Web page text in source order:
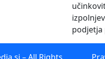
podjetja